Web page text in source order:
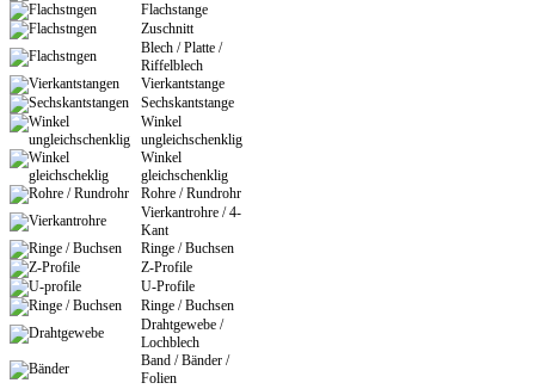
Flachstange
Zuschnitt
Blech / Platte /
Riffelblech
Vierkantstange
Sechskantstange
Winkel
ungleichschenklig
Winkel
gleichschenklig
Rohre / Rundrohr
Vierkantrohre / 4-
Kant
Ringe / Buchsen
Z-Profile
U-Profile
Ringe / Buchsen
Drahtgewebe /
Lochblech
Band / Bänder /
Folien